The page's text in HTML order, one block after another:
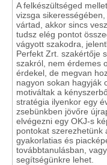
A felkészültséged
vizsga
vártad, akkor sincs
tudsz elég pontot
vágyott szakodra,
Perfekt Zrt. szakértője
szakról, nem érdemes
érdekel, de megvan
nagyon sokan hagyják
motiváltak a
stratégia ilyenkor egy
zsebünkben jövőre
elvégezni egy OKJ-s
pontokat szerezhetünk
gyakorlatias és
továbbtanulásban,
segítségünkre lehet.